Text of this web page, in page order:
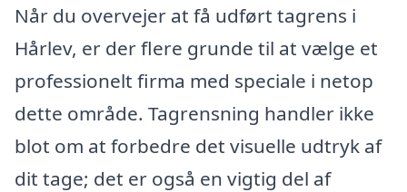
Når du overvejer at få udført tagrens i
Hårlev, er der flere grunde til at vælge et
professionelt firma med speciale i netop
dette område. Tagrensning handler ikke
blot om at forbedre det visuelle udtryk af
dit tage; det er også en vigtig del af